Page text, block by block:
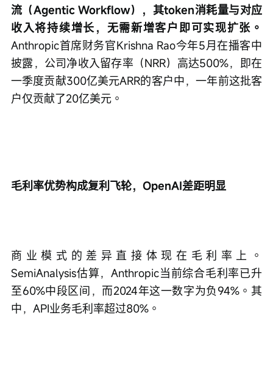
流（Agentic Workflow），其token消耗量与对应
收入将持续增长，无需新增客户即可实现扩张。
Anthropic首席财务官Krishna Rao今年5月在播客中
披露，公司净收入留存率（NRR）高达500%，即在
一季度贡献300亿美元ARR的客户中，一年前这批客
户仅贡献了20亿美元。
毛利率优势构成复利飞轮，OpenAI差距明显
商业模式的差异直接体现在毛利率上。
SemiAnalysis估算，Anthropic当前综合毛利率已升
至60%中段区间，而2024年这一数字为负94%。其
中，API业务毛利率超过80%。